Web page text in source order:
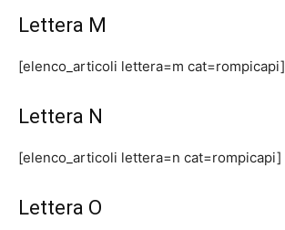
Lettera M
[elenco_articoli lettera=m cat=rompicapi]
Lettera N
[elenco_articoli lettera=n cat=rompicapi]
Lettera O